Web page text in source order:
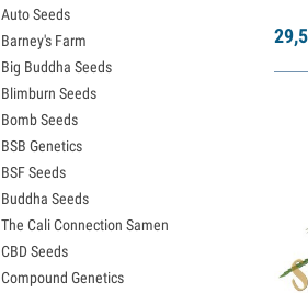
29,
Sour Diesel Samen
Jack Herer Samen
Girl Scout Cookies Samen
Wedding Cake Samen
Zkittlez Samen
Pineapple Express Samen
Chemdawg Samen
Hindu Kush Samen
Mimosa Samen
Auto Seeds
Barney's Farm
Big Buddha Seeds
Blimburn Seeds
Bomb Seeds
BSB Genetics
BSF Seeds
Buddha Seeds
The Cali Connection Samen
CBD Seeds
Compound Genetics